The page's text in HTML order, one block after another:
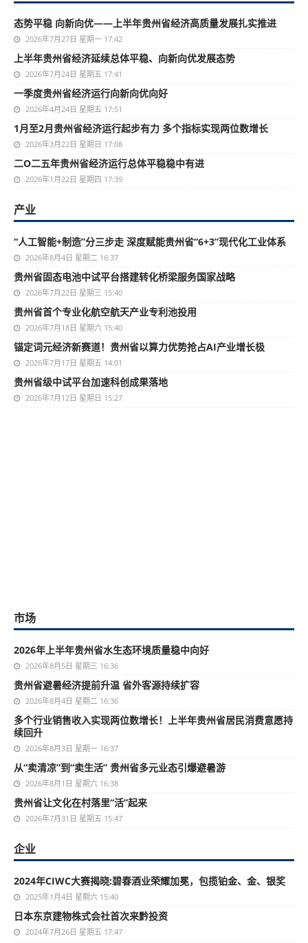
态势平稳 向新向优——上半年贵州省经济高质量发展扎实推进
2026年7月27日 星期一 17:42
上半年贵州省经济延续总体平稳、向新向优发展态势
2026年7月24日 星期五 17:41
一季度贵州省经济运行向新向优向好
2026年4月24日 星期五 17:51
1月至2月贵州省经济运行起步有力 多个指标实现两位数增长
2026年3月22日 星期日 17:08
二O二五年贵州省经济运行总体平稳稳中有进
2026年1月22日 星期四 17:39
产业
“人工智能+制造”分三步走 深度赋能贵州省“6+3”现代化工业体系
2026年8月4日 星期二 16:37
贵州省固态电池中试平台搭建转化桥梁服务国家战略
2026年7月22日 星期三 15:40
贵州省首个专业化航空航天产业专利池投用
2026年7月18日 星期六 15:40
锚定词元经济新赛道！贵州省以算力优势抢占AI产业增长极
2026年7月17日 星期五 14:01
贵州省级中试平台加速科创成果落地
2026年7月12日 星期日 15:27
市场
2026年上半年贵州省水生态环境质量稳中向好
2026年8月5日 星期三 16:36
贵州省避暑经济提前升温 省外客源持续扩容
2026年8月4日 星期二 16:36
多个行业销售收入实现两位数增长！上半年贵州省居民消费意愿持
续回升
2026年8月3日 星期一 16:37
从“卖清凉”到“卖生活” 贵州省多元业态引爆避暑游
2026年8月1日 星期六 16:38
贵州省让文化在村落里“活”起来
2026年7月31日 星期五 15:47
企业
2024年CIWC大赛揭晓:碧春酒业荣耀加冕，包揽铂金、金、银奖
2025年1月4日 星期六 15:40
日本东京建物株式会社首次来黔投资
2024年7月26日 星期五 17:47